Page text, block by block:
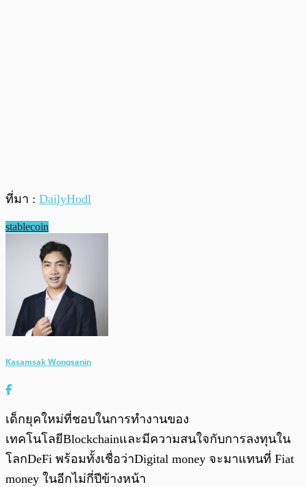
ที่มา : DailyHodl
stablecoin
Kasamsak Wongsanin
เด็กยุคใหม่ที่ชอบในการทำงานของ
เทคโนโลยีBlockchainและมีความสนใจกับการลงทุนใน
โลกDeFi พร้อมทั้งเชื่อว่าDigital money จะมาแทนที่ Fiat
money ในอีกไม่กี่ปีข้างหน้า